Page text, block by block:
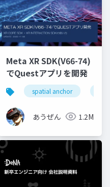
ue-rendering
Meta XR SDK(V66-74)
でQuestアプリを開発
spatial anchor
あうぜん 1.2M